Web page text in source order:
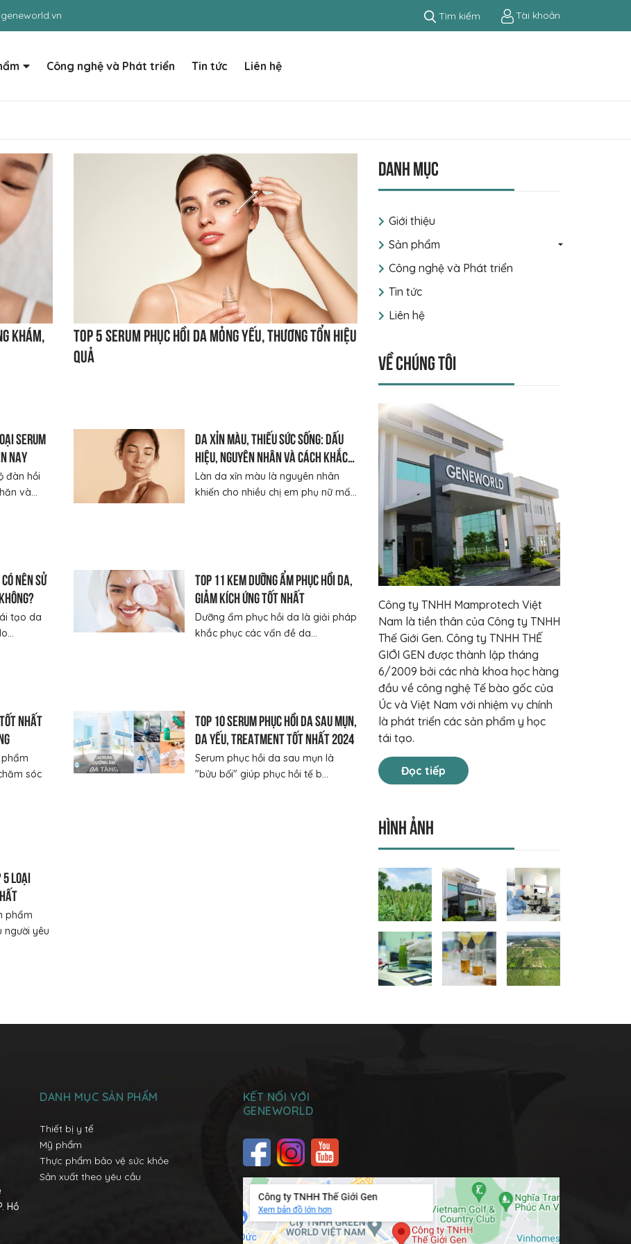
Tìm kiếm Tài khoản
Công nghệ và Phát triển Tin tức Liên hệ
khám,
Top 5 Serum phục hồi da mỏng yếu, thương tổn hiệu
quả
serum
nay
đàn hồi
và...
Da xỉn màu, thiếu sức sống: dấu
hiệu, nguyên nhân và cách khắc
phục
Làn da xỉn màu là nguyên nhân
khiến cho nhiều chị em phụ nữ mấ...
nên sử
tạo da
Top 11 kem dưỡng ẩm phục hồi da,
giảm kích ứng tốt nhất
Dưỡng ẩm phục hồi da là giải pháp
khắc phục các vấn đề da...
tốt nhất
sóc
Top 10 serum phục hồi da sau mụn,
da yếu, treatment tốt nhất 2024
Serum phục hồi da sau mụn là
"bửu bối" giúp phục hồi tế b...
5 loại
phẩm
người yêu
Danh mục
Giới thiệu
Sản phẩm
Công nghệ và Phát triển
Tin tức
Liên hệ
Về chúng tôi
Công ty TNHH Mamprotech Việt
Nam là tiền thân của Công ty TNHH
Thế Giới Gen. Công ty TNHH THẾ
GIỚI GEN được thành lập tháng
6/2009 bởi các nhà khoa học hàng
đầu về công nghệ Tế bào gốc của
Úc và Việt Nam với nhiệm vụ chính
là phát triển các sản phẩm y học
tái tạo.
Đọc tiếp
Hình ảnh
Hồ
DANH MỤC SẢN PHẨM
Thiết bị y tế
Mỹ phẩm
Thực phẩm bảo vệ sức khỏe
Sản xuất theo yêu cầu
KẾT NỐI VỚI
GENEWORLD